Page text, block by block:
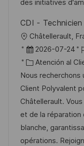
n p
b
l
i
c
a
c
i
ó
n
l
o
r
a
des initiatives
CDI -
U
b
c
a
c
i
ó
n
Châtellerault,
F
e
c
h
a
d
e
p
2026-07-24
I
l
C
a
t
e
g
o
r
Atención al
Nous recherchons
Client Polyvalent
Châtellerault.
et de la
blanche,
opérations.